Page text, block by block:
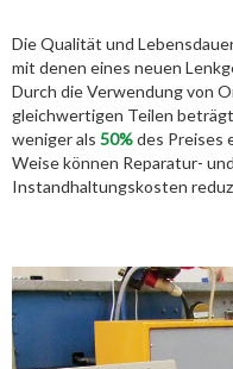
Die Qualität und
mit denen eines neuen
Durch die Verwendung von
gleichwertigen Teilen
weniger als 50%des Preises
Weise können Reparatur- und
Instandhaltungskosten